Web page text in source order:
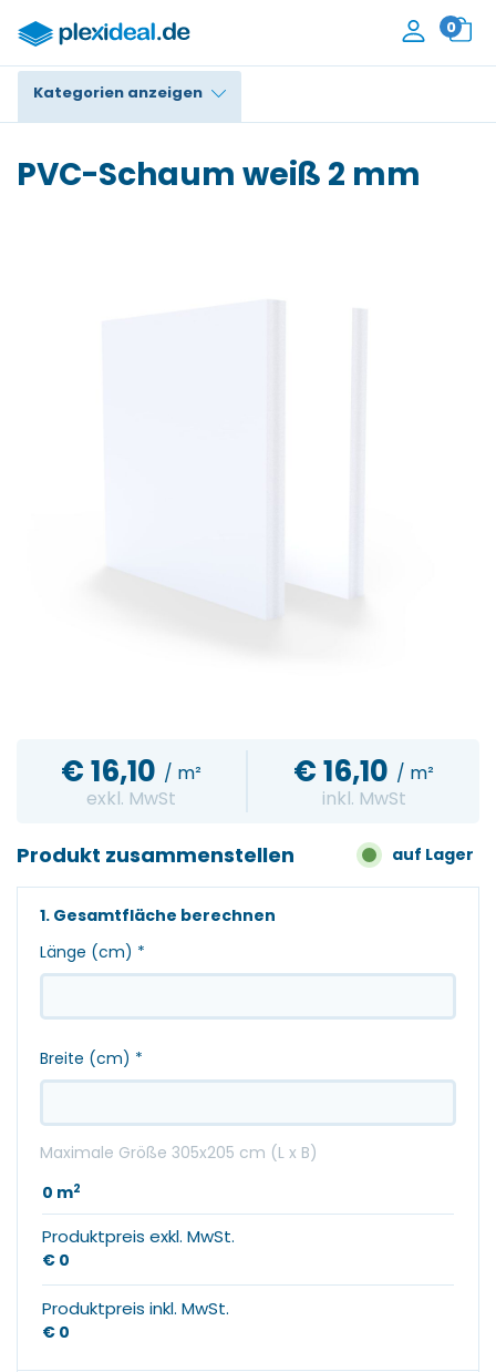
0
Kategorien anzeigen
PVC-Schaum weiß 2 mm
€16,10 / m²
exkl. MwSt
€16,10 / m²
inkl. MwSt
auf Lager
Produkt zusammenstellen
1. Gesamtfläche berechnen
Länge (cm) *
Breite (cm) *
Maximale Größe 305x205 cm (L x B)
0 m2
Produktpreis exkl. MwSt.
€ 0
Produktpreis inkl. MwSt.
€ 0